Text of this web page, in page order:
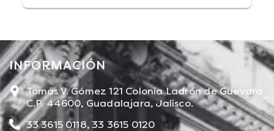
INFORMACIÓN​
Tomás V. Gómez 121 Colonia Ladrón de Guevara
C.P. 44600, Guadalajara, Jalisco.
33 3615 0118, 33 3615 0120